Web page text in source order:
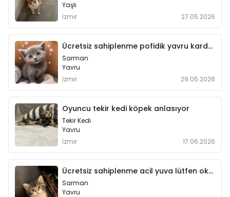
Yaşlı
İzmir
27.05.2026
Ücretsiz sahiplenme pofidik yavru kardeşler
Sarman
Yavru
İzmir
29.05.2026
Oyuncu tekir kedi köpek anlasıyor
Tekir Kedi
Yavru
İzmir
17.06.2026
Ücretsiz sahiplenme acil yuva lütfen okuyun
Sarman
Yavru